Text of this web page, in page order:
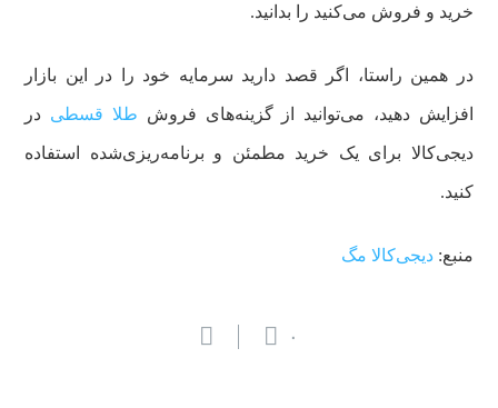
خرید و فروش می‌کنید را بدانید.
در همین راستا، اگر قصد دارید سرمایه خود را در این بازار
افزایش دهید، می‌توانید از گزینه‌های فروش طلا قسطی در
دیجی‌کالا برای یک خرید مطمئن و برنامه‌ریزی‌شده استفاده
کنید.
منبع:دیجی‌کالا مگ
۰